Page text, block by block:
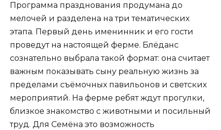
Программа празднования продумана до
мелочей и разделена на три тематических
этапа. Первый день именинник и его гости
проведут на настоящей ферме. Блёданс
сознательно выбрала такой формат: она считает
важным показывать сыну реальную жизнь за
пределами съёмочных павильонов и светских
мероприятий. На ферме ребят ждут прогулки,
близкое знакомство с животными и посильный
труд. Для Семёна это возможность